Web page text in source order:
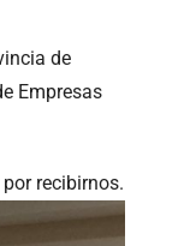
de
Empresas
recibirnos.